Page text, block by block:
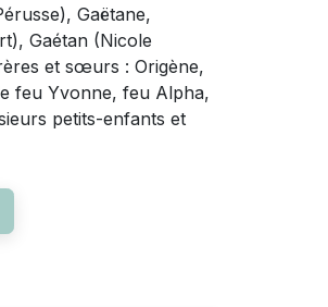
Gaëtane,
Gaétan (Nicole
et sœurs : Origène,
feu Yvonne, feu Alpha,
petits-enfants et